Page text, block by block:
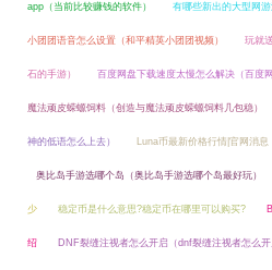
app（当前比较赚钱的软件） 有哪些新出的大型网
小团团语音怎么设置（和平精英小团团视频） 玩就
石的手游） 百度网盘下载速度太慢怎么解决（百度
魔法顽皮蝾螈饲料（创造与魔法顽皮蝾螈饲料几包稳）
神的低语怎么上去） Luna币最新价格行情|官网消
奥比岛手游选哪个岛（奥比岛手游选哪个岛最好玩）
少 稳定币是什么意思?稳定币在哪里可以购买?
绍 DNF裂缝注视者怎么开启（dnf裂缝注视者怎么开